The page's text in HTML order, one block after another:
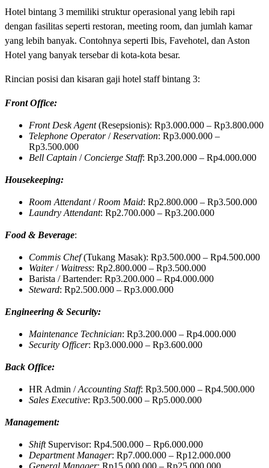
Hotel bintang 3 memiliki struktur operasional yang lebih rapi
dengan fasilitas seperti restoran, meeting room, dan jumlah kamar
yang lebih banyak. Contohnya seperti Ibis, Favehotel, dan Aston
Hotel yang banyak tersebar di kota-kota besar.
Rincian posisi dan kisaran gaji hotel staff bintang 3:
Front Office:
Front Desk Agent(Resepsionis): Rp3.000.000 – Rp3.800.000
Telephone Operator/ Reservation: Rp3.000.000 –
Rp3.500.000
Bell Captain / Concierge Staff: Rp3.200.000 – Rp4.000.000
Housekeeping:
Room Attendant/ Room Maid: Rp2.800.000 – Rp3.500.000
Laundry Attendant: Rp2.700.000 – Rp3.200.000
Food & Beverage:
Commis Chef(Tukang Masak): Rp3.500.000 – Rp4.500.000
Waiter/ Waitress: Rp2.800.000 – Rp3.500.000
Barista / Bartender: Rp3.200.000 – Rp4.000.000
Steward: Rp2.500.000 – Rp3.000.000
Engineering & Security:
Maintenance Technician: Rp3.200.000 – Rp4.000.000
Security Officer: Rp3.000.000 – Rp3.600.000
Back Office:
HR Admin /Accounting Staff: Rp3.500.000 – Rp4.500.000
Sales Executive: Rp3.500.000 – Rp5.000.000
Management:
Shift Supervisor: Rp4.500.000 – Rp6.000.000
Department Manager: Rp7.000.000 – Rp12.000.000